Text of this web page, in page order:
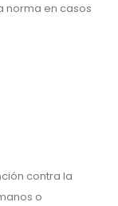
norma en casos
contra la
o